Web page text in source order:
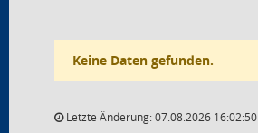
Keine Daten gefunden.
Letzte Änderung: 07.08.2026 16:02:50